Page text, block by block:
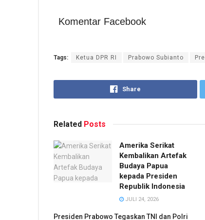
Komentar Facebook
Tags: Ketua DPR RI Prabowo Subianto
Share
Related Posts
Amerika Serikat
Kembalikan Artefak
Budaya Papua
kepada Presiden
Republik Indonesia
JULI 24, 2026
Presiden Prabowo Tegaskan TNI dan Polri